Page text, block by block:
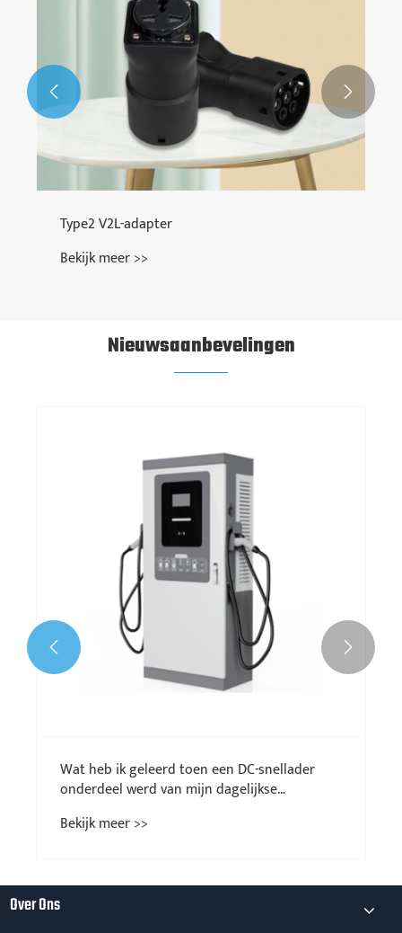
Type2 V2L-adapter
Bekijk meer >>
 
Nieuwsaanbevelingen
Wat heb ik geleerd toen een DC-snellader
onderdeel werd van mijn dagelijkse
Bekijk meer >>
 
Over Ons